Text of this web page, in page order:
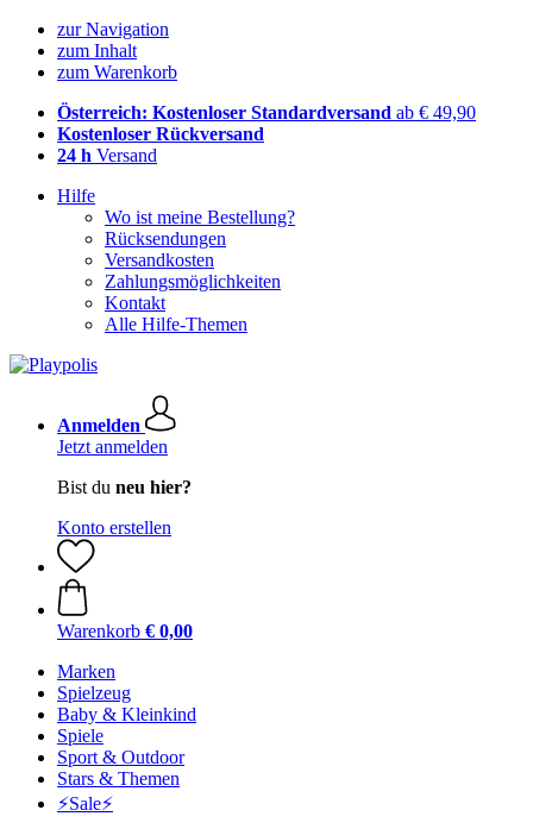
zur Navigation
zum Inhalt
zum Warenkorb
Österreich: Kostenloser Standardversand ab € 49,90
Kostenloser Rückversand
24 h Versand
Hilfe
Wo ist meine Bestellung?
Rücksendungen
Versandkosten
Zahlungsmöglichkeiten
Kontakt
Alle Hilfe-Themen
Anmelden
Jetzt anmelden
Bist du neu hier?
Konto erstellen
Warenkorb € 0,00
Marken
Spielzeug
Baby & Kleinkind
Spiele
Sport & Outdoor
Stars & Themen
⚡️Sale⚡️